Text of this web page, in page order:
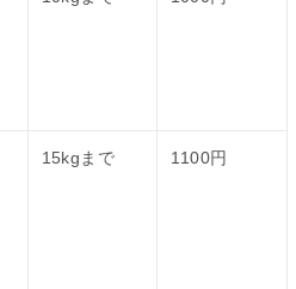
15kgまで 1100円